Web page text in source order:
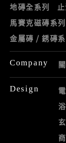
地磚全系列
馬賽克磁磚系列
金屬磚 / 銹磚
Company
Design